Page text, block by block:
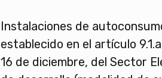
Instalaciones de
establecido en el artículo
16 de diciembre, del Sector